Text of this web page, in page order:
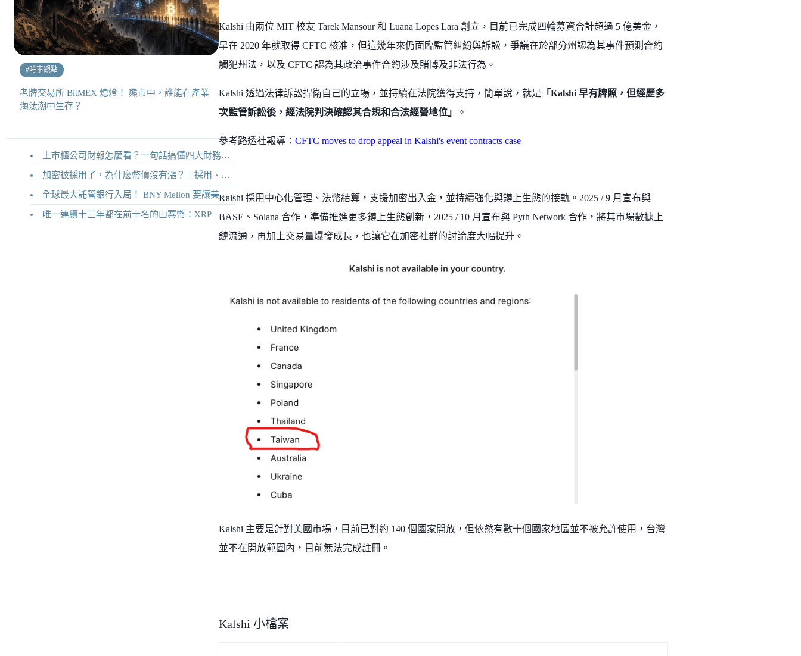
#時事觀點
老牌交易所 BitMEX 熄燈！ 熊市中，誰能在產業
淘汰潮中生存？
上市櫃公司財報怎麼看？一句話搞懂四大財務報表
加密被採用了，為什麼幣價沒有漲？｜採用、收入與代幣價值捕獲
全球最大託管銀行入局！ BNY Mellon 要讓美債交易 24/7 不打烊
唯一連續十三年都在前十名的山寨幣：XRP ｜Ripple 2026 介紹
Kalshi 由兩位 MIT 校友 Tarek Mansour 和 Luana Lopes Lara 創立，目前已完成四輪募資合計超過 5 億美金，
早在 2020 年就取得 CFTC 核准，但這幾年來仍面臨監管糾紛與訴訟，爭議在於部分州認為其事件預測合約
觸犯州法，以及 CFTC 認為其政治事件合約涉及賭博及非法行為。
Kalshi 透過法律訴訟捍衛自己的立場，並持續在法院獲得支持，簡單說，就是 「Kalshi 早有牌照，但經歷多
次監管訴訟後，經法院判決確認其合規和合法經營地位」
。
參考路透社報導： CFTC moves to drop appeal in Kalshi's event contracts case
Kalshi 採用中心化管理、法幣結算，支援加密出入金，並持續強化與鏈上生態的接軌。2025 / 9 月宣布與
BASE、Solana 合作，準備推進更多鏈上生態創新，2025 / 10 月宣布與 Pyth Network 合作，將其市場數據上
鏈流通，再加上交易量爆發成長，也讓它在加密社群的討論度大幅提升。
Kalshi 主要是針對美國市場，目前已對約 140 個國家開放，但依然有數十個國家地區並不被允許使用，台灣
並不在開放範圍內，目前無法完成註冊。
Kalshi 小檔案